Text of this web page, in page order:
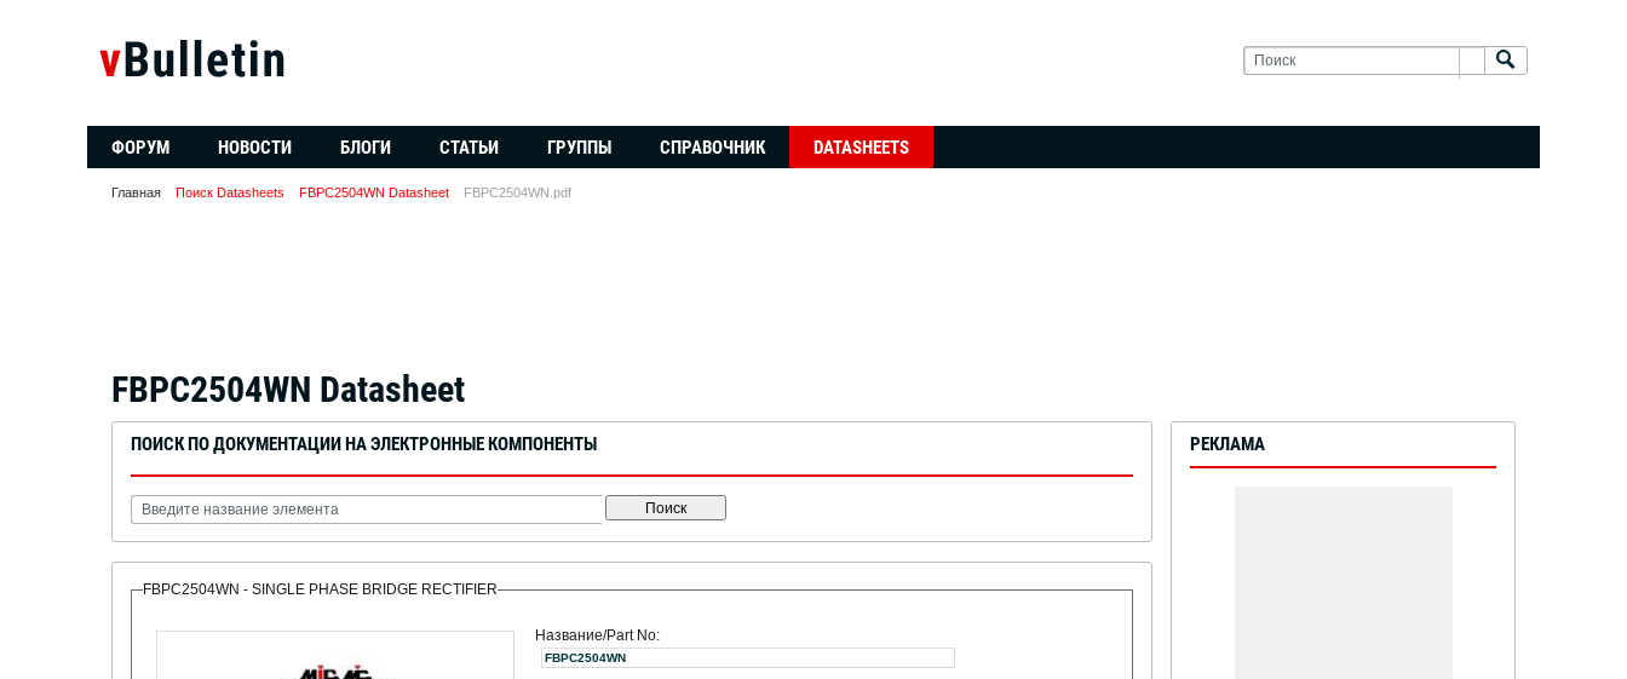
ФОРУМ НОВОСТИ БЛОГИ СТАТЬИ ГРУППЫ СПРАВОЧНИК DATASHEETS
Главная Поиск Datasheets FBPC2504WN Datasheet FBPC2504WN.pdf
FBPC2504WN Datasheet
ПОИСК ПО ДОКУМЕНТАЦИИ НА ЭЛЕКТРОННЫЕ КОМПОНЕНТЫ
Поиск
FBPC2504WN - SINGLE PHASE BRIDGE RECTIFIER
Название/Part No:
FBPC2504WN
РЕКЛАМА